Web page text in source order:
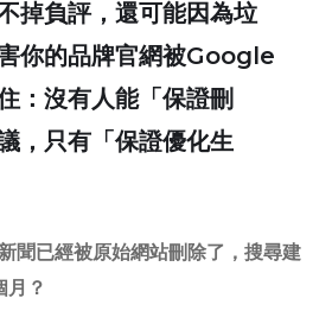
掉負評，還可能因為垃
你的品牌官網被Google
： 沒有人能「保證刪
，只有「保證優化生
聞已經被原始網站刪除了，搜尋建
月？